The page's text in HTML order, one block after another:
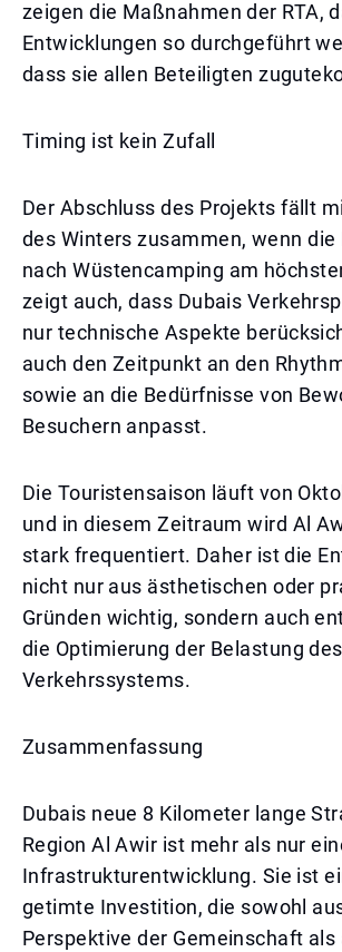
zeigen die Maßnahmen der RTA,
Entwicklungen so durchgeführt
dass sie allen Beteiligten
Timing ist kein Zufall
Der Abschluss des Projekts fällt
des Winters zusammen, wenn die
nach Wüstencamping am
zeigt auch, dass Dubais
nur technische Aspekte
auch den Zeitpunkt an den
sowie an die Bedürfnisse von
Besuchern anpasst.
Die Touristensaison läuft von
und in diesem Zeitraum wird Al
stark frequentiert. Daher ist die
nicht nur aus ästhetischen oder
Gründen wichtig, sondern auch
die Optimierung der Belastung des
Verkehrssystems.
Zusammenfassung
Dubais neue 8 Kilometer lange
Region Al Awir ist mehr als nur
Infrastrukturentwicklung. Sie ist
getimte Investition, die sowohl
Perspektive der Gemeinschaft als